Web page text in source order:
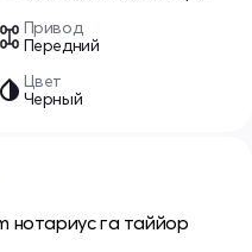
Привод
Передний
Цвет
Черный
нотариус га таййор